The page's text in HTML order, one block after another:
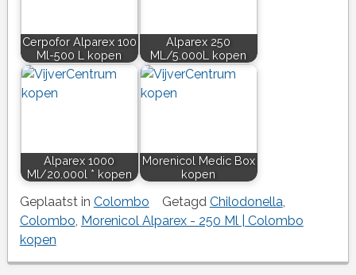
Cerpofor Alparex 100
Ml-500 L kopen
Alparex 250
ML/5.000L kopen
Alparex 1000
Ml/20.000l * kopen
Morenicol Medic Box
kopen
Geplaatst in Colombo Getagd Chilodonella
Colombo Morenicol Alparex - 250 Ml | Colombo
kopen